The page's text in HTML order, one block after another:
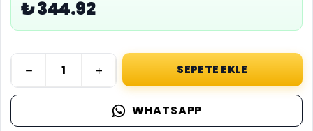
₺ 344.92
SEPETE EKLE
WHATSAPP